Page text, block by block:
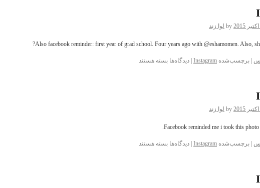
by لوا زند
Also facebook reminder: first year of grad school. Four years ago with @eshamomen. Also,
برچسب‌شده Instagram دیدگاه‌ها برای
بسته هستند
by لوا زند
Facebook reminded me i took this
برچسب‌شده Instagram دیدگاه‌ها برای
بسته هستند